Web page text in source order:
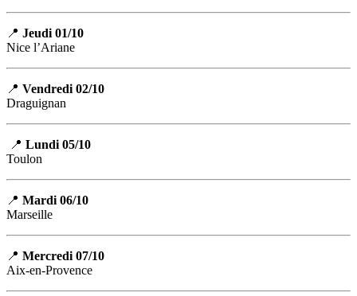
📍 Jeudi 01/10
Nice l’Ariane
📍 Vendredi 02/10
Draguignan
📍 Lundi 05/10
Toulon
📍 Mardi 06/10
Marseille
📍 Mercredi 07/10
Aix-en-Provence